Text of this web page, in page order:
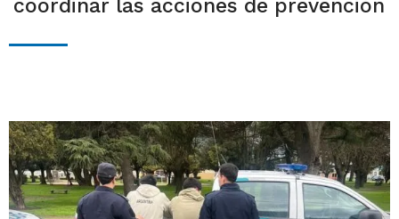
coordinar las acciones de prevención